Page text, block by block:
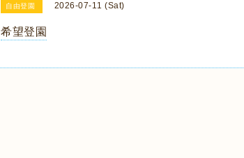
自由登園 2026-07-11 (Sat)
希望登園